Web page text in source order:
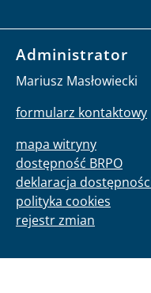
Administrator
Mariusz Masłowiecki
formularz kontaktowy
mapa witryny
dostępność BRPO
deklaracja
polityka cookies
rejestr zmian